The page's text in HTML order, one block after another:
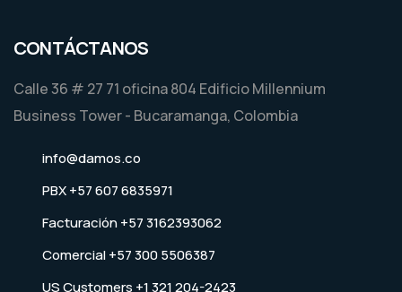
CONTÁCTANOS
Calle 36 # 27 71 oficina 804 Edificio Millennium
Business Tower - Bucaramanga, Colombia
info@damos.co
PBX +57 607 6835971
Facturación +57 3162393062
Comercial +57 300 5506387
US Customers +1 321 204-2423